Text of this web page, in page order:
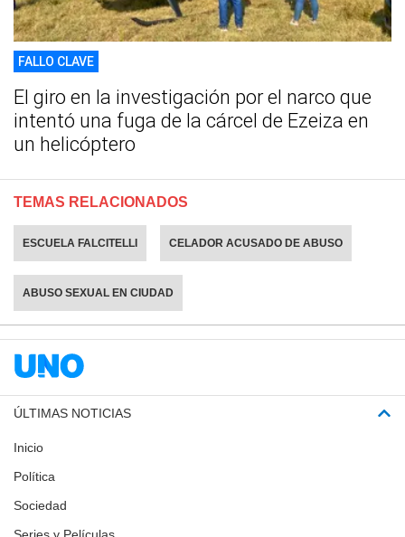
FALLO CLAVE
El giro en la investigación por el narco que
intentó una fuga de la cárcel de Ezeiza en
un helicóptero
TEMAS RELACIONADOS
ESCUELA FALCITELLI CELADOR ACUSADO DE ABUSO
ABUSO SEXUAL EN CIUDAD
ÚLTIMAS NOTICIAS
Inicio
Política
Sociedad
Series y Películas